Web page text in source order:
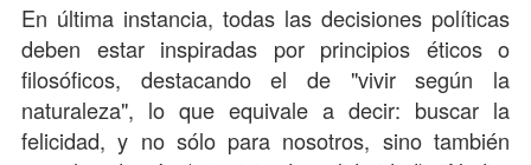
En última instancia, todas las decisiones políticas
deben estar inspiradas por principios éticos o
filosóficos, destacando el de "vivir según la
naturaleza", lo que equivale a decir: buscar la
felicidad, y no sólo para nosotros, sino también